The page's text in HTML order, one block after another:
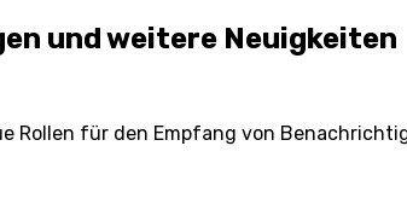
und weitere Neuigkeiten
Rollen für den Empfang von